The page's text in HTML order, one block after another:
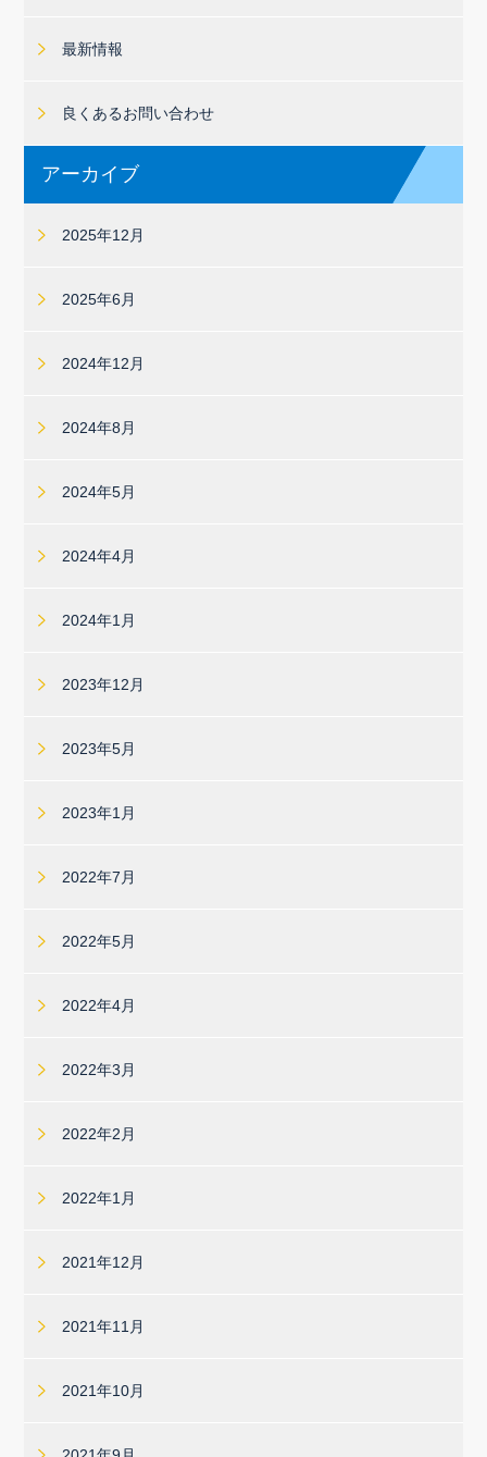
最新情報
良くあるお問い合わせ
アーカイブ
2025年12月
2025年6月
2024年12月
2024年8月
2024年5月
2024年4月
2024年1月
2023年12月
2023年5月
2023年1月
2022年7月
2022年5月
2022年4月
2022年3月
2022年2月
2022年1月
2021年12月
2021年11月
2021年10月